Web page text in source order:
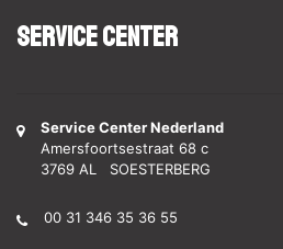
Service Center
Service Center Nederland
Amersfoortsestraat 68 c
3769 AL SOESTERBERG
00 31 346 35 36 55